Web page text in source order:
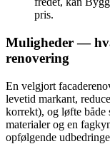
pris.
Muligheder —
renovering
En velgjort
levetid markant,
korrekt), og løfte
materialer og en
opfølgende